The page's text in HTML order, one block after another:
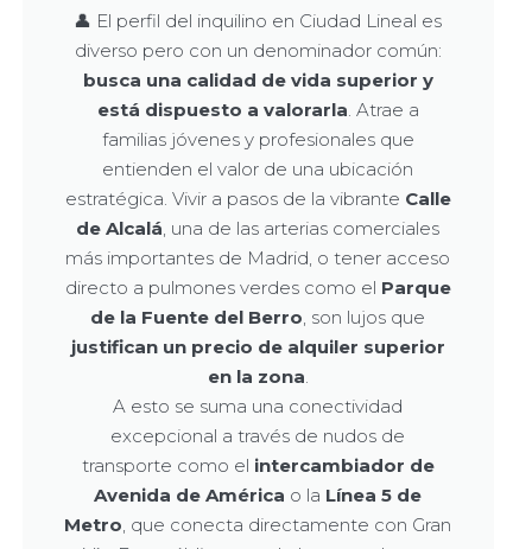
👤 El perfil del inquilino en Ciudad Lineal es
diverso pero con un denominador común:
busca una calidad de vida superior y
está dispuesto a valorarla . Atrae a
familias jóvenes y profesionales que
entienden el valor de una ubicación
estratégica. Vivir a pasos de la vibrante Calle
de Alcalá , una de las arterias comerciales
más importantes de Madrid, o tener acceso
directo a pulmones verdes como el Parque
de la Fuente del Berro , son lujos que
justifican un precio de alquiler superior
en la zona
A esto se suma una conectividad
excepcional a través de nudos de
transporte como el intercambiador de
Avenida de América o la Línea 5 de
Metro , que conecta directamente con Gran